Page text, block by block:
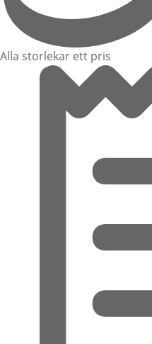
Alla storlekar ett pris